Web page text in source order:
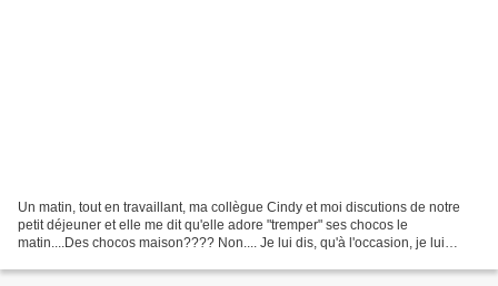
Un matin, tout en travaillant, ma collègue Cindy et moi discutions de notre
petit déjeuner et elle me dit qu'elle adore "tremper" ses chocos le
matin....Des chocos maison???? Non.... Je lui dis, qu'à l'occasion, je lui